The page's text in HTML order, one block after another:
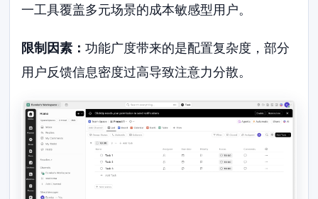
一工具覆盖多元场景的成本敏感型用户。
限制因素：功能广度带来的是配置复杂度，部分
用户反馈信息密度过高导致注意力分散。